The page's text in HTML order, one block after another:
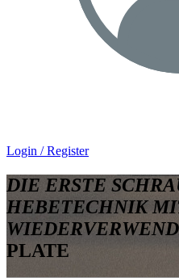
Login / Register
DIE ERSTE
HEBETECHNIK
PLATE